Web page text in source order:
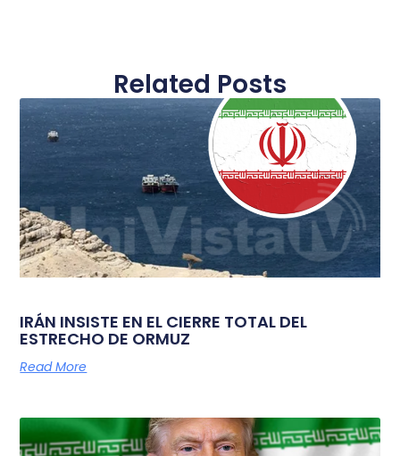
Related Posts
IRÁN INSISTE EN EL CIERRE TOTAL DEL
ESTRECHO DE ORMUZ
Read More